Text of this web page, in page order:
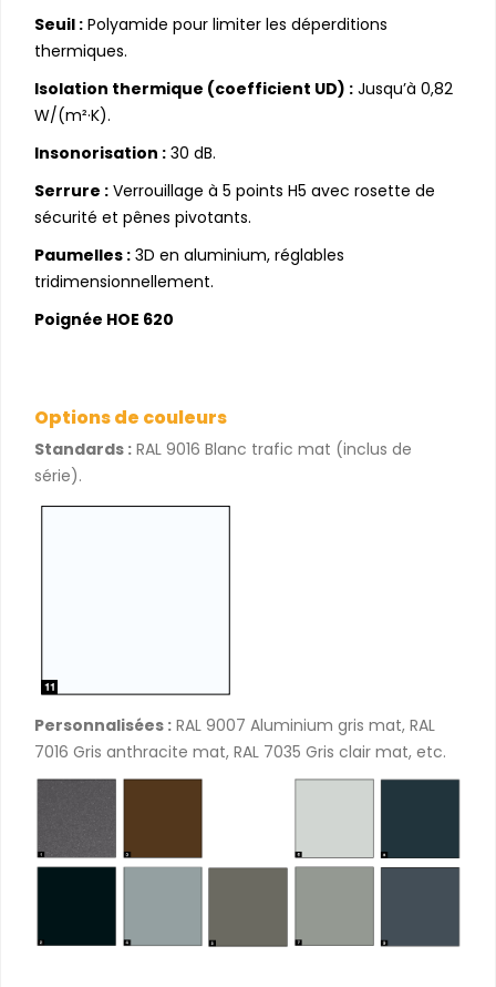
Seuil : Polyamide pour limiter les déperditions
thermiques.
Isolation thermique (coefficient UD) : Jusqu’à 0,82
W/(m²·K).
Insonorisation : 30 dB.
Serrure : Verrouillage à 5 points H5 avec rosette de
sécurité et pênes pivotants.
Paumelles : 3D en aluminium, réglables
tridimensionnellement.
Poignée HOE 620
Options de couleurs
Standards : RAL 9016 Blanc trafic mat (inclus de
série).
Personnalisées : RAL 9007 Aluminium gris mat, RAL
7016 Gris anthracite mat, RAL 7035 Gris clair mat, etc.